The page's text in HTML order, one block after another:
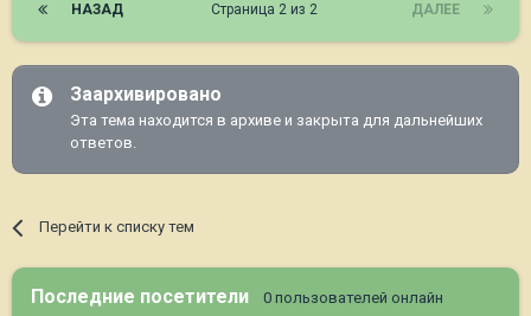
НАЗАД ДАЛЕЕ
Страница 2 из 2
Заархивировано
Эта тема находится в архиве и закрыта для дальнейших
ответов.
Перейти к списку тем
Последние посетители 0 пользователей онлайн